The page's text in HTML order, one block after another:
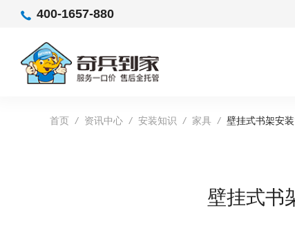
400-1657-880
首页 / 资讯中心 / 安装知识 / 家具 / 壁挂式书架安
壁挂式书